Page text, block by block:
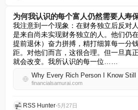
为何我认识的每个富人仍然需要人寿
我注意到一个现象：在财务独立后反对
是来自尚未实现财务独立的人。他们仍
提前退休）奋力拼搏，精打细算每一分
距。对他们而言，这很合理。但一旦真
就会改变。我所认识的每一位……
financialsamurai.com
RSS Hunter•5月27日